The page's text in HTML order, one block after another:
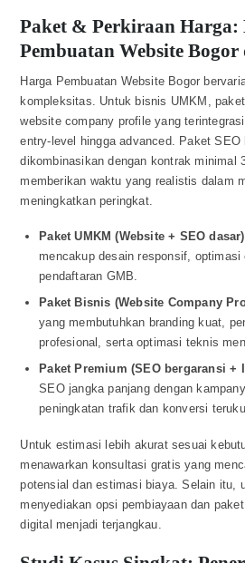
Paket & Perkiraan Harga:
Pembuatan Website Bogor
Harga Pembuatan Website Bogor
kompleksitas. Untuk bisnis UMKM,
website company profile yang
entry-level hingga advanced. Paket SEO
dikombinasikan dengan kontrak minimal
memberikan waktu yang realistis dalam
meningkatkan peringkat.
Paket UMKM (Website + SEO
mencakup desain responsif, optimasi
pendaftaran GMB.
Paket Bisnis (Website Company
yang membutuhkan branding kuat,
profesional, serta optimasi teknis
Paket Premium (SEO bergaransi +
SEO jangka panjang dengan
peningkatan trafik dan konversi
Untuk estimasi lebih akurat sesuai
menawarkan konsultasi gratis yang
potensial dan estimasi biaya. Selain itu,
menyediakan opsi pembiayaan dan
digital menjadi terjangkau.